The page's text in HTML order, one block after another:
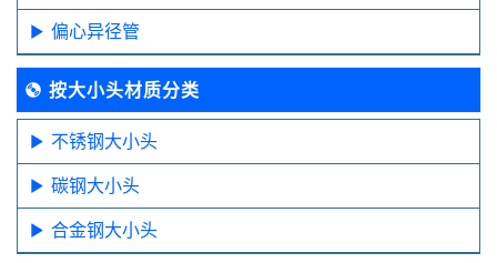
偏心异径管
按大小头材质分类
不锈钢大小头
碳钢大小头
合金钢大小头